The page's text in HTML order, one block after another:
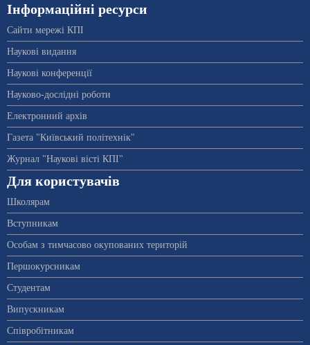
Інформаційні ресурси
Сайти мережі КПІ
Наукові видання
Наукові конференції
Науково-дослідні роботи
Електронний архів
Газета "Київський політехнік"
Журнал "Наукові вісті КПІ"
Для користувачів
Школярам
Вступникам
Особам з тимчасово окупованих територій
Першокурсникам
Студентам
Випускникам
Співробітникам